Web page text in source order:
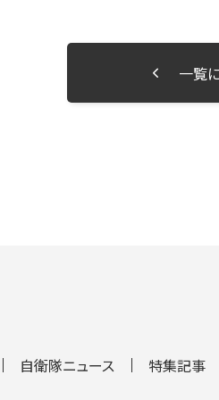
一覧
自衛隊ニュース 特集記事